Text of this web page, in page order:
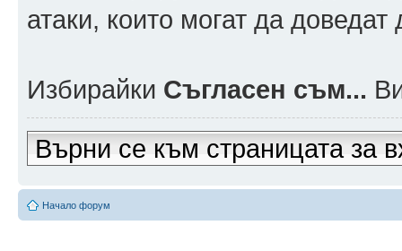
атаки, които могат да
Избирайки Съгласен съм...
Върни се към страницата за
Начало форум